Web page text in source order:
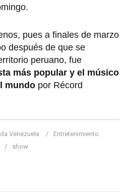
pues a finales de marzo
después de que se
peruano, fue
más popular y el músico
mundo por Récord
Venezuela
Entretenimiento
show